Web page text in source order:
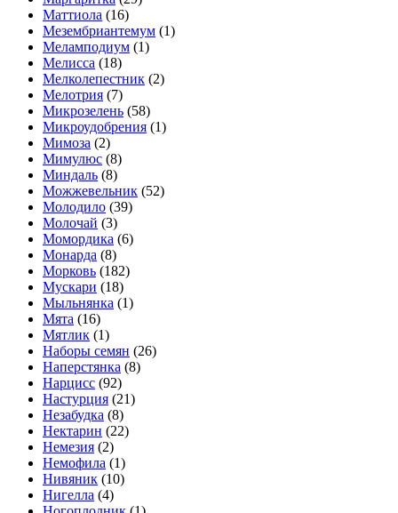
Маттиола (16)
Мезембриантемум (1)
Меламподиум (1)
Мелисса (18)
Мелколепестник (2)
Мелотрия (7)
Микрозелень (58)
Микроудобрения (1)
Мимоза (2)
Мимулюс (8)
Миндаль (8)
Можжевельник (52)
Молодило (39)
Молочай (3)
Момордика (6)
Монарда (8)
Морковь (182)
Мускари (18)
Мыльнянка (1)
Мята (16)
Мятлик (1)
Наборы семян (26)
Наперстянка (8)
Нарцисс (92)
Настурция (21)
Незабудка (8)
Нектарин (22)
Немезия (2)
Немофила (1)
Нивяник (10)
Нигелла (4)